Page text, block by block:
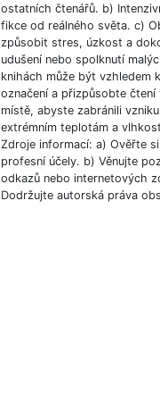
ostatních čtenářů. b)
fikce od reálného světa. c)
způsobit stres, úzkost a
udušení nebo spolknutí
knihách může být vzhledem
označení a přizpůsobte
místě, abyste zabránili
extrémním teplotám a
Zdroje informací: a) Ověřte
profesní účely. b) Věnujte
odkazů nebo internetových
Dodržujte autorská práva